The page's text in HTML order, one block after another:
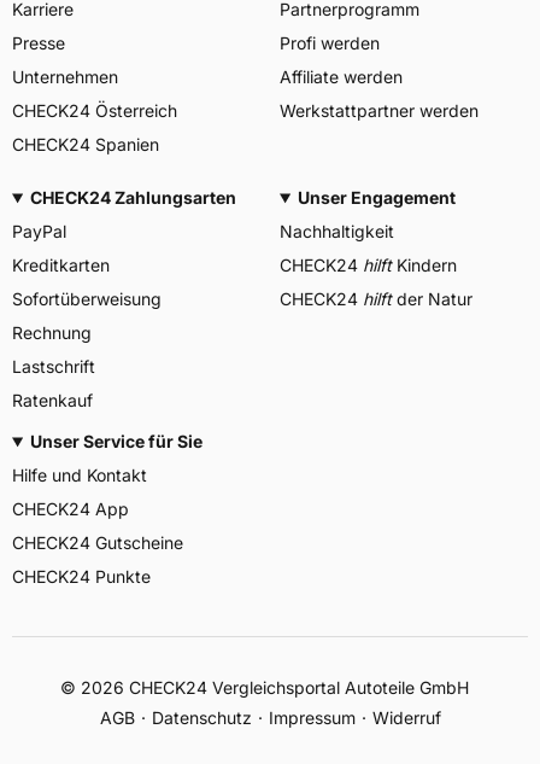
Karriere
Presse
Unternehmen
CHECK24 Österreich
CHECK24 Spanien
Partnerprogramm
Profi werden
Affiliate werden
Werkstattpartner werden
CHECK24 Zahlungsarten
PayPal
Kreditkarten
Sofortüberweisung
Rechnung
Lastschrift
Ratenkauf
Unser Engagement
Nachhaltigkeit
CHECK24 hilftKindern
CHECK24 hilftder Natur
Unser Service für Sie
Hilfe und Kontakt
CHECK24 App
CHECK24 Gutscheine
CHECK24 Punkte
© 2026 CHECK24 Vergleichsportal Autoteile GmbH
AGB
Datenschutz Impressum Widerruf